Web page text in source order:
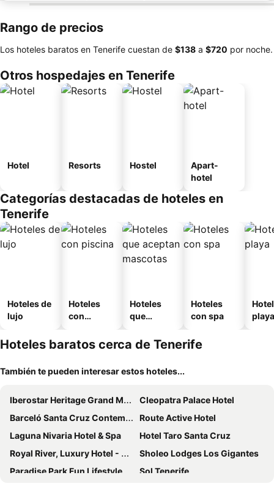
Rango de precios
Los hoteles baratos en Tenerife cuestan de ‎$138 a ‎$720 por noche.
Otros hospedajes en Tenerife
Hotel Resorts Hostel
Apart-
hotel
Categorías destacadas de hoteles en
Tenerife
Hoteles de
lujo
Hoteles
con
Hoteles
que
mascotas
Hoteles
con spa
playa
Hoteles baratos cerca de Tenerife
También te pueden interesar estos hoteles...
Iberostar Heritage Grand Mencey
Cleopatra Palace Hotel
Barceló Santa Cruz Contemporáneo
Route Active Hotel
Laguna Nivaria Hotel & Spa
Hotel Taro Santa Cruz
Royal River, Luxury Hotel - Adults Only
Sholeo Lodges Los Gigantes
Paradise Park Fun Lifestyle Hotel
Sol Tenerife